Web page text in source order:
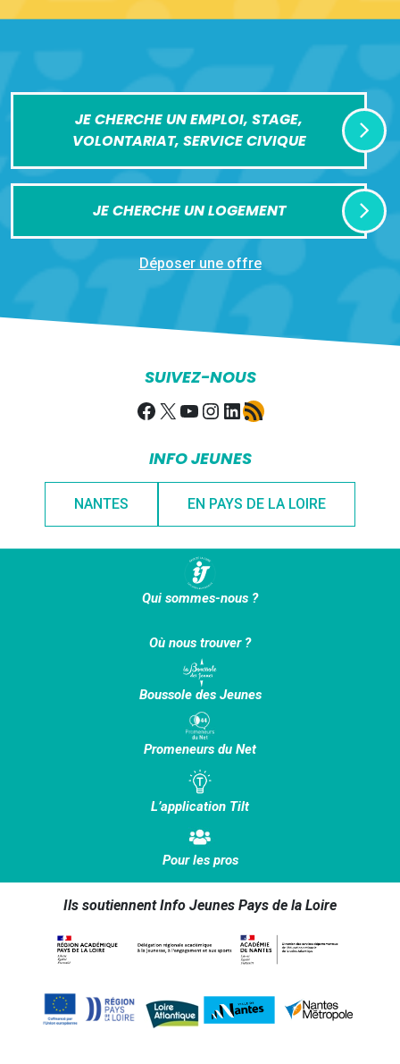
JE CHERCHE UN EMPLOI, STAGE,
VOLONTARIAT, SERVICE CIVIQUE
JE CHERCHE UN LOGEMENT
Déposer une offre
SUIVEZ-NOUS
Facebook
X YouTube
Instagram
LinkedIn
Flux RSS
INFO JEUNES
NANTES EN PAYS DE LA LOIRE
Qui sommes-nous ?
Où nous trouver ?
Boussole des Jeunes
Promeneurs du Net
L’application Tilt
Pour les pros
Ils soutiennent Info Jeunes Pays de la Loire